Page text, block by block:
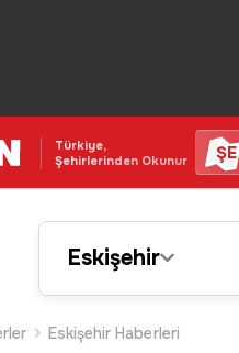
Türkiye,
Şehirlerinden Okunur
ŞE
Eskişehir
Eskişehir Haberleri